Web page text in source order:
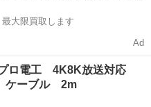
大限買取します
Ad
ロ電工 4K8K放送対応
ケーブル 2m